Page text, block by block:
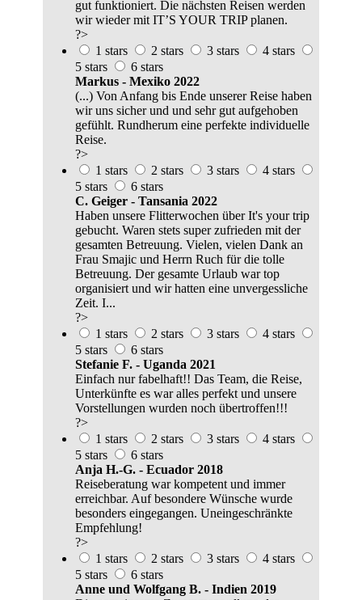
gut funktioniert. Die nächsten Reisen werden
wir wieder mit IT’S YOUR TRIP planen.
?>
1 stars
2 stars 3 stars
4 stars
5 stars
6 stars
Markus - Mexiko 2022
(...) Von Anfang bis Ende unserer Reise haben
wir uns sicher und und sehr gut aufgehoben
gefühlt. Rundherum eine perfekte individuelle
Reise.
?>
1 stars
2 stars 3 stars
4 stars
5 stars
6 stars
C. Geiger - Tansania 2022
Haben unsere Flitterwochen über It's your trip
gebucht. Waren stets super zufrieden mit der
gesamten Betreuung. Vielen, vielen Dank an
Frau Smajic und Herrn Ruch für die tolle
Betreuung. Der gesamte Urlaub war top
organisiert und wir hatten eine unvergessliche
Zeit. I...
?>
1 stars
2 stars 3 stars
4 stars
5 stars
6 stars
Stefanie F. - Uganda 2021
Einfach nur fabelhaft!! Das Team, die Reise,
Unterkünfte es war alles perfekt und unsere
Vorstellungen wurden noch übertroffen!!!
?>
1 stars
2 stars 3 stars
4 stars
5 stars
6 stars
Anja H.-G. - Ecuador 2018
Reiseberatung war kompetent und immer
erreichbar. Auf besondere Wünsche wurde
besonders eingegangen. Uneingeschränkte
Empfehlung!
?>
1 stars
2 stars 3 stars
4 stars
5 stars
6 stars
Anne und Wolfgang B. - Indien 2019